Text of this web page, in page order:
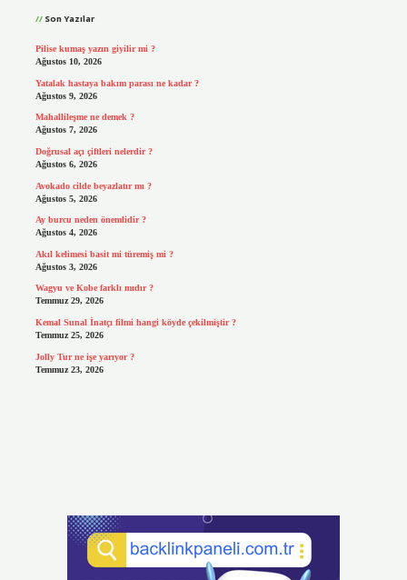
Son Yazılar
Pilise kumaş yazın giyilir mi ?
Ağustos 10, 2026
Yatalak hastaya bakım parası ne kadar ?
Ağustos 9, 2026
Mahallileşme ne demek ?
Ağustos 7, 2026
Doğrusal açı çiftleri nelerdir ?
Ağustos 6, 2026
Avokado cilde beyazlatır mı ?
Ağustos 5, 2026
Ay burcu neden önemlidir ?
Ağustos 4, 2026
Akıl kelimesi basit mi türemiş mi ?
Ağustos 3, 2026
Wagyu ve Kobe farklı mıdır ?
Temmuz 29, 2026
Kemal Sunal İnatçı filmi hangi köyde çekilmiştir ?
Temmuz 25, 2026
Jolly Tur ne işe yarıyor ?
Temmuz 23, 2026